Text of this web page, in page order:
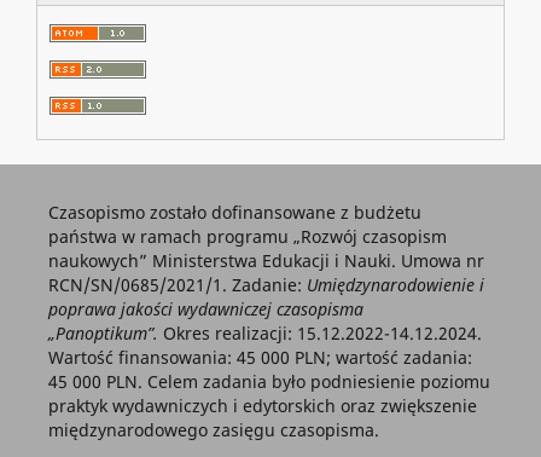
Czasopismo zostało dofinansowane z budżetu
państwa w ramach programu „Rozwój czasopism
naukowych” Ministerstwa Edukacji i Nauki. Umowa nr
RCN/SN/0685/2021/1. Zadanie: Umiędzynarodowienie i
poprawa jakości wydawniczej czasopisma
„Panoptikum”. Okres realizacji: 15.12.2022-14.12.2024.
Wartość finansowania: 45 000 PLN; wartość zadania:
45 000 PLN. Celem zadania było podniesienie poziomu
praktyk wydawniczych i edytorskich oraz zwiększenie
międzynarodowego zasięgu czasopisma.